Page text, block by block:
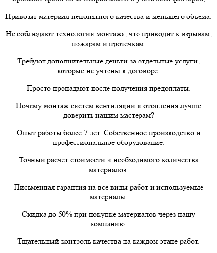
Привозят материал непонятного качества и меньшего объема.
Не соблюдают технологии монтажа, что приводит к взрывам,
пожарам и протечкам.
Требуют дополнительные деньги за отдельные услуги,
которые не учтены в договоре.
Просто пропадают после получения предоплаты.
Почему монтаж систем вентиляции и отопления лучше
доверить нашим мастерам?
Опыт работы более 7 лет. Собственное производство и
профессиональное оборудование.
Точный расчет стоимости и необходимого количества
материалов.
Письменная гарантия на все виды работ и используемые
материалы.
Скидка до 50% при покупке материалов через нашу
компанию.
Тщательный контроль качества на каждом этапе работ.